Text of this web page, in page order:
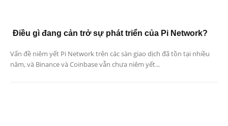
Điều gì đang cản trở sự phát triển của Pi Network?
Vấn đề niêm yết Pi Network trên các sàn giao dịch đã tồn tại nhiều
năm, và Binance và Coinbase vẫn chưa niêm yết...